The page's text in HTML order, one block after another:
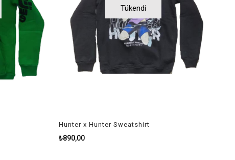
Tükendi
Hunter x Hunter Sweatshirt
₺890,00